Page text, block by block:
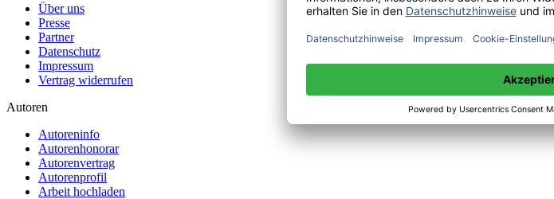
Über uns
Presse
Partner
Datenschutz
Impressum
Vertrag widerrufen
Autoren
Autoreninfo
Autorenhonorar
Autorenvertrag
Autorenprofil
Arbeit hochladen